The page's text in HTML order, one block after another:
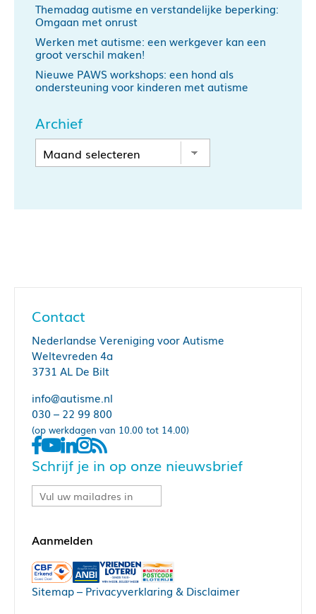
Themadag autisme en verstandelijke beperking:
Omgaan met onrust
Werken met autisme: een werkgever kan een
groot verschil maken!
Nieuwe PAWS workshops: een hond als
ondersteuning voor kinderen met autisme
Archief
Contact
Nederlandse Vereniging voor Autisme
Weltevreden 4a
3731 AL De Bilt
info@autisme.nl
030 – 22 99 800
(op werkdagen van 10.00 tot 14.00)
Schrijf je in op onze nieuwsbrief
Sitemap– Privacyverklaring & Disclaimer